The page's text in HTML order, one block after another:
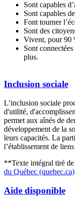
Sont capables
Sont capables
Font tourner
Sont des
Vivent, pour 90
Sont
plus.
Inclusion sociale
L’inclusion sociale
d'utilité,
permet aux aînés de
développement de la
leurs capacités. La
l’établissement de
**Texte intégral tiré de
du Québec (quebec.ca)
Aide disponible